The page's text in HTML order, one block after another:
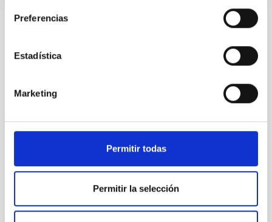
Preferencias
Estadística
Marketing
Permitir todas
Permitir la selección
Desde el IAC siempre
estamos buscando gente
con talento.